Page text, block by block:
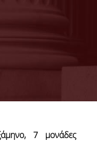
7 μονάδες